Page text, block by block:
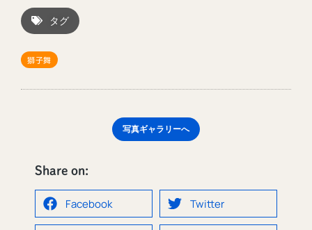
タグ
獅子舞
写真ギャラリーへ
Share on:
Facebook Twitter